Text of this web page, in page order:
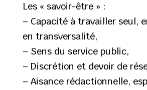
Les « savoir-être » :
– Capacité à travailler seul,
en transversalité,
– Sens du service public,
– Discrétion et devoir de
– Aisance rédactionnelle,